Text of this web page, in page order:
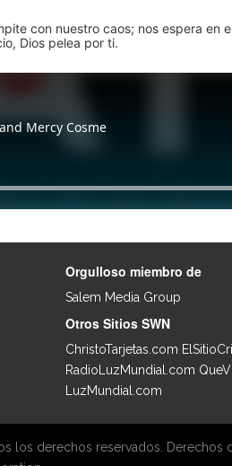
con nuestro caos; nos espera
Dios pelea por ti.
Orgulloso miembro de
Salem Media Group
Otros Sitios SWN
ChristoTarjetas.com
RadioLuzMundial.com
LuzMundial.com
los derechos reservados. Derechos